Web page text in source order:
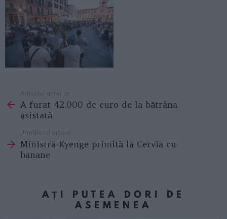
more
Articolul anterior
A furat 42.000 de euro de la bătrâna
asistată
Următorul articol
Ministra Kyenge primită la Cervia cu
banane
AȚI PUTEA DORI DE
ASEMENEA